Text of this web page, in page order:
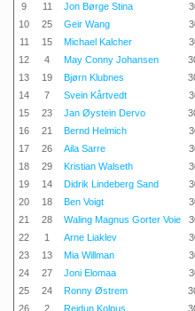
9
11 Jon Børge Stina
10
25 Geir Wang
11
15 Michael Kalcher
12
4 May Conny Johansen
13
19 Bjørn Klubnes
14
7 Svein Kårtvedt
15
23 Jan Øystein Dervo
16
21 Bernd Helmich
17
26 Aila Sarre
18
29 Kristian Walseth
19
14 Didrik Lindeberg Sand
20
18 Ben Voigt
21
28 Waling Magnus Gorter Voie
22
1 Arne Liaklev
23
13 Mia Willman
24
27 Joni Elomaa
25
24 Ronny Østrem
26
2 Reidun Kolpus